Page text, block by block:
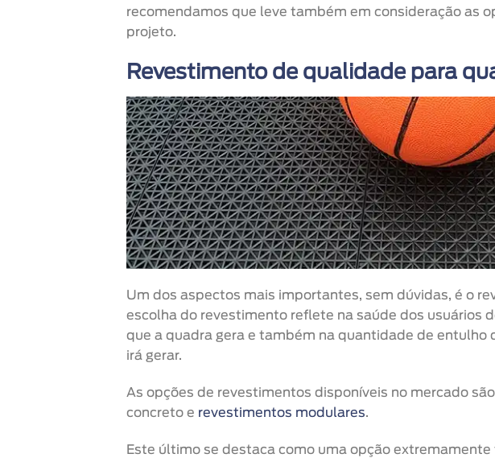
recomendamos que leve também em consideração as
projeto.
Revestimento de qualidade para
Um dos aspectos mais importantes, sem dúvidas, é o
escolha do revestimento reflete na saúde dos usuários
que a quadra gera e também na quantidade de entulho
irá gerar.
As opções de revestimentos disponíveis no mercado
concreto e revestimentos modulares.
Este último se destaca como uma opção